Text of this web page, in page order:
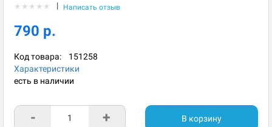
★ ★ ★ ★ ★ | Написать отзыв
790 р.
Код товара: 151258
Характеристики
есть в наличии
- + В корзину